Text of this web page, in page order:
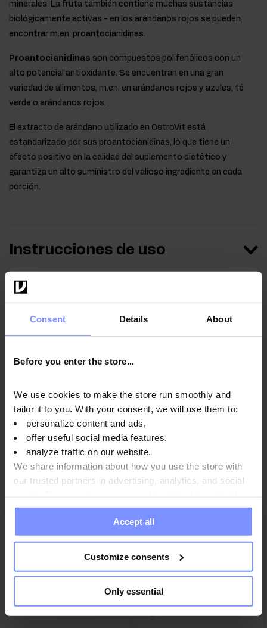
Consent Details About
Before you enter the store...
We use cookies to make the store run smoothly and
tailor it to you. With your consent, we will use them to:
personalize content and ads,
offer useful social media features,
analyze traffic on our website.
We share information about how you use the store with
our trusted partners in advertising, analytics, and social
information you have provided to them or that they have
collected when you use their services. Do you agree?
Accept all
Customize consents
Only essential
minerales. La fruta también contiene muchas sustancias
biológicamente activas - en los arándanos rojos se pueden
encontrar m.en. proantocianidinas.
Proantocianidinas son compuestos polifenólicos con un
alto potencial antioxidante. Se encuentran en una gran
variedad de alimentos, m.en. en arándanos rojos y azules, té
verde o arándanos rojos.
El extracto de arándano utilizado en OstroVit está
estandarizado por sus proantocianidinas, lo que tiene un
efecto positivo en la calidad del suplemento dietético y
garantiza un alto suministro del valioso ingrediente en cada
porción.
Instrucciones de uso
Información nutricional
Fabricante
Preguntas y respuestas
13reseñas de clientes
3 0%
2